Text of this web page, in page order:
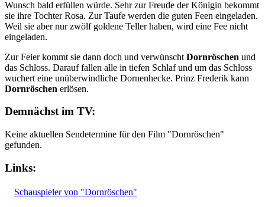
Wunsch bald erfüllen würde. Sehr zur Freude der Königin bekommt
sie ihre Tochter Rosa. Zur Taufe werden die guten Feen eingeladen.
Weil sie aber nur zwölf goldene Teller haben, wird eine Fee nicht
eingeladen.
Zur Feier kommt sie dann doch und verwünscht Dornröschen und
das Schloss. Darauf fallen alle in tiefen Schlaf und um das Schloss
wuchert eine unüberwindliche Dornenhecke. Prinz Frederik kann
Dornröschen erlösen.
Demnächst im TV:
Keine aktuellen Sendetermine für den Film "Dornröschen"
gefunden.
Links:
Schauspieler von "Dornröschen"